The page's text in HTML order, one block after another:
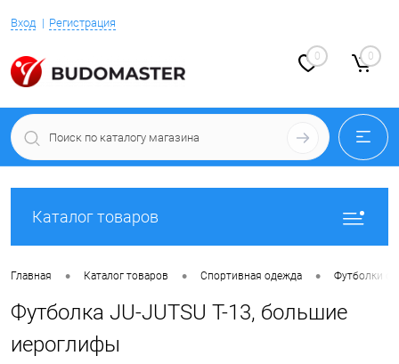
Вход Регистрация
0 0
Каталог товаров
Главная • Каталог товаров • Спортивная одежда • Футболки с
Футболка JU-JUTSU T-13, большие
иероглифы